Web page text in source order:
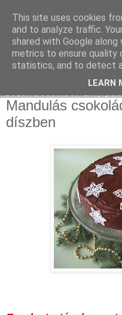
Moha
Mandulás
díszben
This site uses cookies
and to analyze traffic.
shared with Google
metrics to ensure quality
statistics, and to detect
LEARN